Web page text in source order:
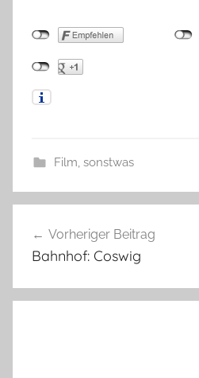
Film, sonstwas
Vorheriger Beitrag
Bahnhof: Coswig